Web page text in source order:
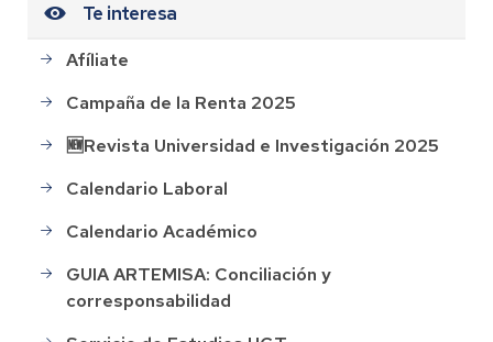
Te interesa
Afíliate
Campaña de la Renta 2025
🆕Revista Universidad e Investigación 2025
Calendario Laboral
Calendario Académico
GUIA ARTEMISA: Conciliación y
corresponsabilidad